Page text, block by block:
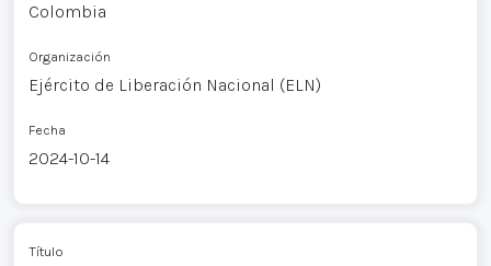
Colombia
Organización
Ejército de Liberación Nacional (ELN)
Fecha
2024-10-14
Título